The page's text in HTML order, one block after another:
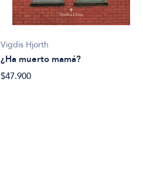
Vigdis Hjorth
¿Ha muerto mamá?
$47.900